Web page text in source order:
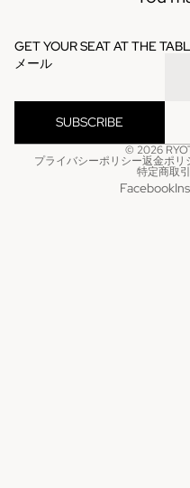
GET YOUR SEAT AT THE
メール
SUBSCRIBE
© 2026
プライバシーポリシー返金ポリ
特定商取
Facebook